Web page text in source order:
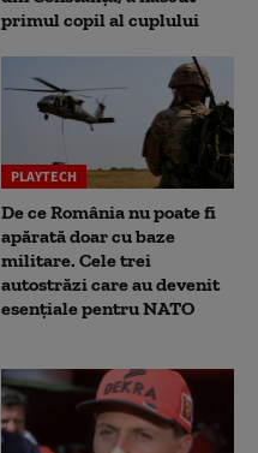
primul copil al cuplului
PLAYTECH
De ce România nu poate fi
apărată doar cu baze
militare. Cele trei
autostrăzi care au devenit
esențiale pentru NATO